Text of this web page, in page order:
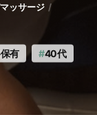
ッサージ
有 40代